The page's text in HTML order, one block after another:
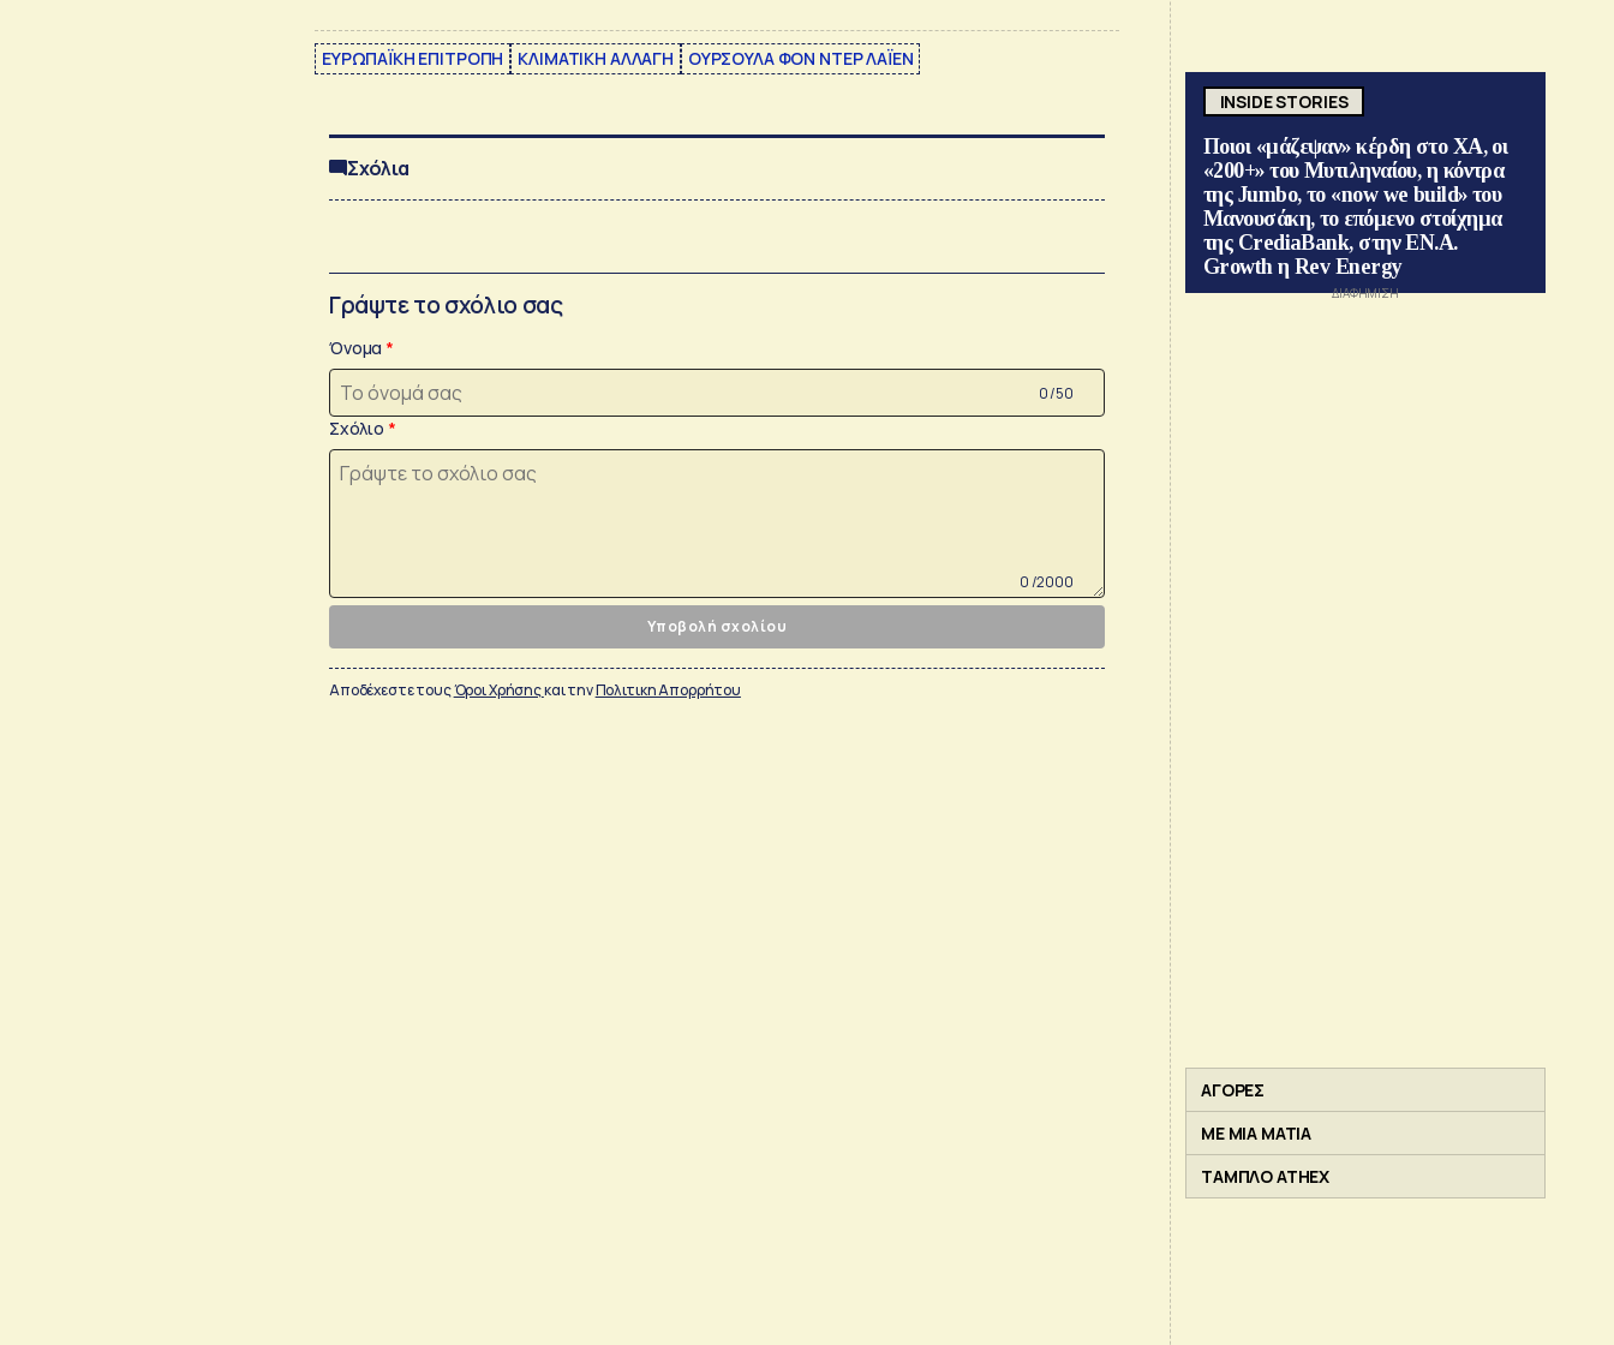
ΕΥΡΩΠΑΪΚΗ ΕΠΙΤΡΟΠΗ ΚΛΙΜΑΤΙΚΗ ΑΛΛΑΓΗ ΟΥΡΣΟΥΛΑ ΦΟΝ ΝΤΕΡ ΛΑΪΕΝ
Σχόλια
Γράψτε το σχόλιο σας
Όνομα
0 /50
Σχόλιο
0 /2000
Υποβολή σχολίου
Αποδέχεστε τουςΌροι Χρήσηςκαι τηνΠολιτικη Απορρήτου
INSIDE STORIES
Ποιοι «μάζεψαν» κέρδη στο ΧΑ, οι
«200+» του Μυτιληναίου, η κόντρα
της Jumbo, το «now we build» του
Μανουσάκη, το επόμενο στοίχημα
της CrediaBank, στην ΕΝ.Α.
Growth η Rev Energy
ΑΓΟΡΕΣ
ΜΕ ΜΙΑ ΜΑΤΙΑ
ΤΑΜΠΛΟ ATHEX